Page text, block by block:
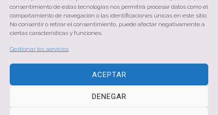
consentimiento de estas tecnologías nos permitirá procesar datos como el
comportamiento de navegación o las identificaciones únicas en este sitio.
No consentir o retirar el consentimiento, puede afectar negativamente a
ciertas características y funciones.
Gestionar los servicios
ACEPTAR
DENEGAR
febrero 23, 2025
¿Qué es la autoestima y cómo conseguir